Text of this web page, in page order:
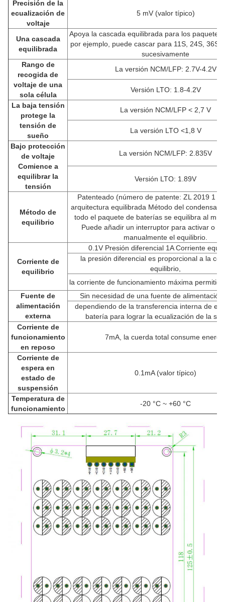
Precisión de la
ecualización de
voltaje
5 mV (valor típico)
Una cascada
equilibrada
Apoya la cascada equilibrada para los paquetes
por ejemplo, puede cascar para 11S, 24S, 36S,
sucesivamente
Rango de
recogida de
voltaje de una
sola célula
La versión NCM/LFP: 2.7V-4.2V
Versión LTO: 1.8-4.2V
La baja tensión
protege la
tensión de
sueño
La versión NCM/LFP < 2,7 V
La versión LTO <1,8 V
Bajo protección
de voltaje
Comience a
equilibrar la
tensión
La versión NCM/LFP: 2.835V
Versión LTO: 1.89V
Método de
equilibrio
Patenteado (número de patente: ZL 2019 1
arquitectura equilibrada Método del
todo el paquete de baterías se equilibra al
Puede añadir un interruptor para activar o
manualmente el equilibrio.
Corriente de
equilibrio
0.1V Presión diferencial 1A Corriente
la presión diferencial es proporcional a la
equilibrio,
la corriente de funcionamiento máxima
Fuente de
alimentación
externa
Sin necesidad de una fuente de alimentación
dependiendo de la transferencia interna de
batería para lograr la ecualización de la
Corriente de
funcionamiento
en reposo
7mA, la cuerda total consume
Corriente de
espera en
estado de
suspensión
0.1mA (valor típico)
Temperatura de
funcionamiento
-20 °C ~ +60 °C